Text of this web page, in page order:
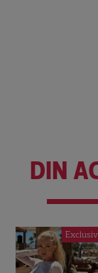
DIN
Exclusiv